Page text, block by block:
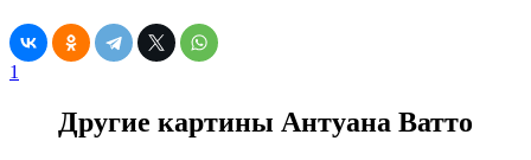
1
Другие картины Антуана Ватто